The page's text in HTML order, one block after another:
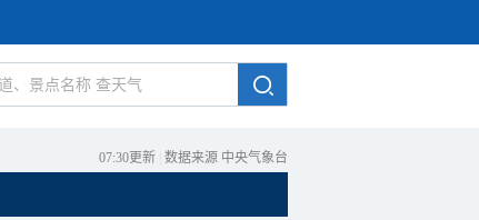
07:30更新 数据来源 中央气象台